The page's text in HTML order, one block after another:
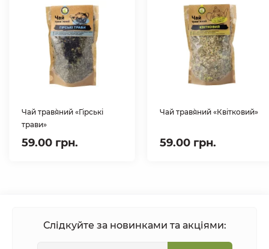
Чай трав`яний «Гірські
трави»
59.00 грн.
Чай трав`яний «Квітковий»
59.00 грн.
Слідкуйте за новинками та акціями: